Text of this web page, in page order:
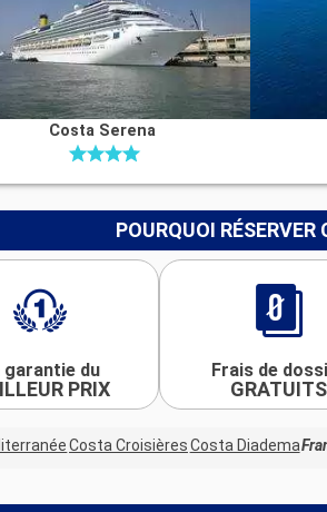
Costa Serena
POURQUOI
garantie du
PRIX
Frais de
GRATUITS
Costa CroisièresCosta Diadema